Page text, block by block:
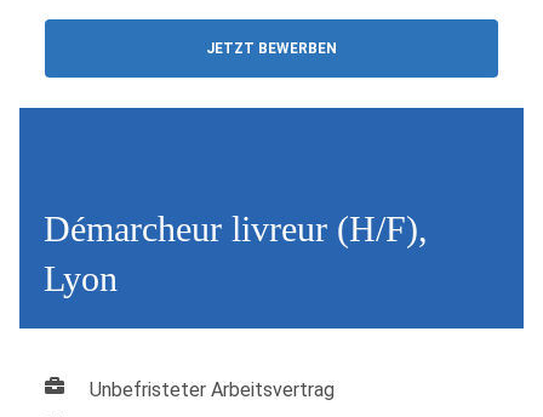
JETZT BEWERBEN
Démarcheur livreur (H/F),
Lyon
Unbefristeter Arbeitsvertrag